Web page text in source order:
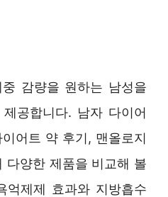
감량을 원하는 남성을
공합니다. 남자 다이어
어트 약 후기, 맨올로지
다양한 제품을 비교해 볼
억제제 효과와 지방흡수